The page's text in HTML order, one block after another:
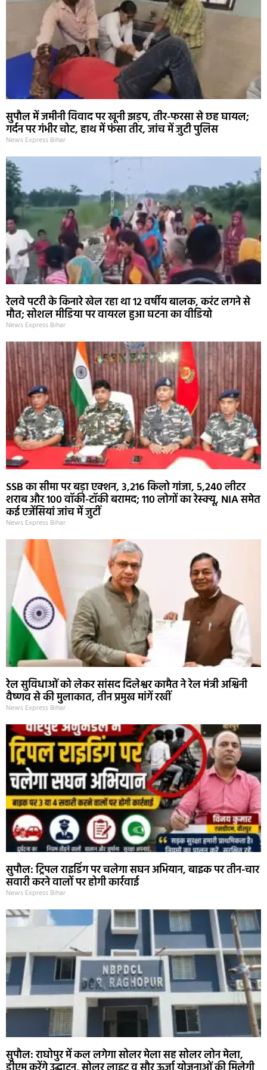
सुपौल में जमीनी विवाद पर खूनी झड़प, तीर-फरसा से छह घायल;
गर्दन पर गंभीर चोट, हाथ में फंसा तीर, जांच में जुटी पुलिस
News Express Bihar
रेलवे पटरी के किनारे खेल रहा था 12 वर्षीय बालक, करंट लगने से
मौत; सोशल मीडिया पर वायरल हुआ घटना का वीडियो
News Express Bihar
SSB का सीमा पर बड़ा एक्शन, 3,216 किलो गांजा, 5,240 लीटर
शराब और 100 वॉकी-टॉकी बरामद; 110 लोगों का रेस्क्यू, NIA समेत
कई एजेंसियां जांच में जुटीं
News Express Bihar
रेल सुविधाओं को लेकर सांसद दिलेश्वर कामैत ने रेल मंत्री अश्विनी
वैष्णव से की मुलाकात, तीन प्रमुख मांगें रखीं
News Express Bihar
सुपौल: ट्रिपल राइडिंग पर चलेगा सघन अभियान, बाइक पर तीन-चार
सवारी करने वालों पर होगी कार्रवाई
News Express Bihar
सुपौल: राघोपुर में कल लगेगा सोलर मेला सह सोलर लोन मेला,